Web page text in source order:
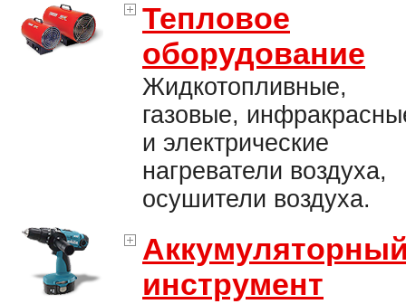
Тепловое
оборудование
Жидкотопливные,
газовые,
и электрические
нагреватели воздуха,
осушители воздуха.
инструмент